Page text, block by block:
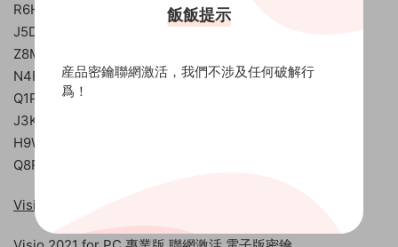
R6H9L-Y5D4W-M7C3K-G8J1Q-F9X2P
J5D9C-W7N1R-X8F3P-K2M6K-Q4H9L
Z8M1F-H5K9J-N7R3P-D6X4C-W2Q9L
N4F6D-W2M9L-K8J1P-G7K3X-Q5N9R
Q1P9F-W5D4X-M7C8K-G9H3L-J2N6R
J3K7L-C5W8Q-H9M2X-R4D6F-N1P9G
H9W5X-F3K7R-G2J8P-C6N1D-Q4L9M
Q8R1H-D6N9L-G3X5P-C7W2J-M4K9F
Visio 2019 for PC 專業版 官網兌換綁定 電子版密鑰
飯飯提示
産品密鑰聯網激活，我們不涉及任何破解行
爲！